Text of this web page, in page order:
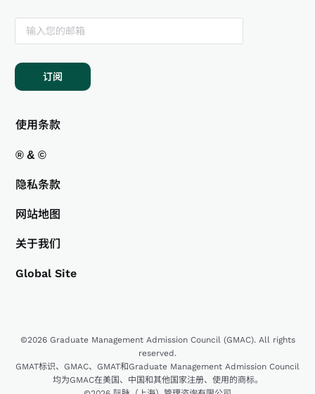
订阅
使用条款
® & ©
隐私条款
网站地图
关于我们
Global Site
©2026 Graduate Management Admission Council (GMAC). All rights
reserved.
GMAT标识、GMAC、GMAT和Graduate Management Admission Council
均为GMAC在美国、中国和其他国家注册、使用的商标。